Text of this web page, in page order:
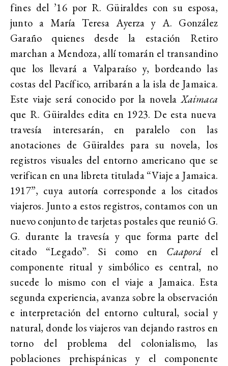
fines del ’16 por R. Güiraldes con su esposa,
junto a María Teresa Ayerza y A. González
Garaño quienes desde la estación Retiro
marchan a Mendoza, allí tomarán el transandino
que los llevará a Valparaíso y, bordeando las
costas del Pacífico, arribarán a la isla de Jamaica.
Este viaje será conocido por la novelaXaimaca
que R. Güiraldes edita en 1923. De esta nueva
travesía interesarán, en paralelo con las
anotaciones de Güiraldes para su novela, los
registros visuales del entorno americano que se
verifican en una libreta titulada “Viaje a Jamaica.
1917”, cuya autoría corresponde a los citados
viajeros. Junto a estos registros, contamos con un
nuevo conjunto de tarjetas postales que reunió G.
G. durante la travesía y que forma parte del
citado “Legado”. Si como en Caaporáel
componente ritual y simbólico es central, no
sucede lo mismo con el viaje a Jamaica. Esta
segunda experiencia, avanza sobre la observación
e interpretación del entorno cultural, social y
natural, donde los viajeros van dejando rastros en
torno del problema del colonialismo, las
poblaciones prehispánicas y el componente